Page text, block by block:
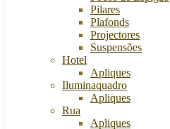
Pilares
Plafonds
Projectores
Suspensões
Hotel
Apliques
Iluminaquadro
Apliques
Rua
Apliques